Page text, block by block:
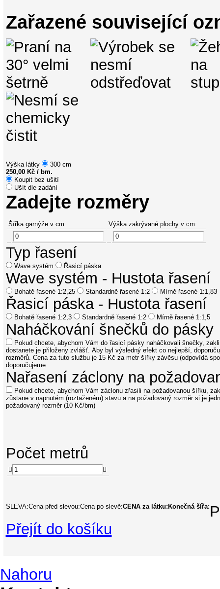
Zařazené související
Výška látky
300 cm
250,00 Kč / bm.
Koupit bez ušití
Ušít dle zadání
Zadejte rozměry
Šířka garnýže v cm: Výška zakrývané plochy v cm:
Typ řasení
Wave systém Řasicí páska
Wave systém - Hustota řasení
Bohatě řasené 1:2,25 Standardně řasené 1:2 Mírně řasené 1:1,83
Řasicí páska - Hustota řasení
Bohatě řasené 1:2,3 Standardně řasené 1:2 Mírně řasené 1:1,5
Naháčkování šnečků do pásky
Pokud chcete, abychom Vám do řasicí pásky naháčkovali šnečky,
dostanete je přiloženy zvlášť. Aby byl výsledný efekt co nejlepší,
rozměrů. Cena za tuto službu je 15 Kč za metr šířky závěsu (odpovídá
doporučujeme
Nařasení záclony na
Pokud chcete, abychom Vám záclonu zřasili na požadovanou šířku,
zůstane v napnutém (roztaženém) stavu a na požadovaný rozměr si je
požadovaný rozměr (10 Kč/bm)
Počet metrů
 
SLEVA:Cena před slevou:Cena po slevě:CENA za látku:Konečná šířa:
Přejít do košíku
Nahoru